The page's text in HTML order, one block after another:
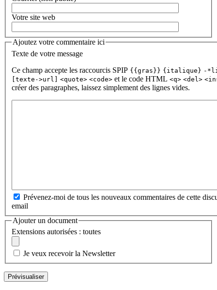
Votre site web
Ajoutez votre commentaire ici
Texte de votre message
Ce champ accepte les raccourcis SPIP {{gras}} {italique} -
[texte->url] <quote> <code> et le code HTML <q> <del>
créer des paragraphes, laissez simplement des lignes vides.
Prévenez-moi de tous les nouveaux commentaires de cette
email
Ajouter un document
Extensions autorisées : toutes
Je veux recevoir la Newsletter